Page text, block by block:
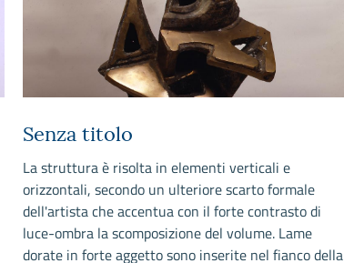
Senza titolo
La struttura è risolta in elementi verticali e
orizzontali, secondo un ulteriore scarto formale
dell'artista che accentua con il forte contrasto di
luce-ombra la scomposizione del volume. Lame
dorate in forte aggetto sono inserite nel fianco della